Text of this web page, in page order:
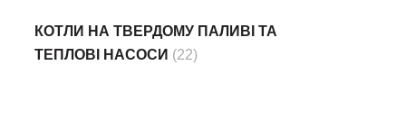
КОТЛИ НА ТВЕРДОМУ ПАЛИВІ ТА
ТЕПЛОВІ НАСОСИ (22)